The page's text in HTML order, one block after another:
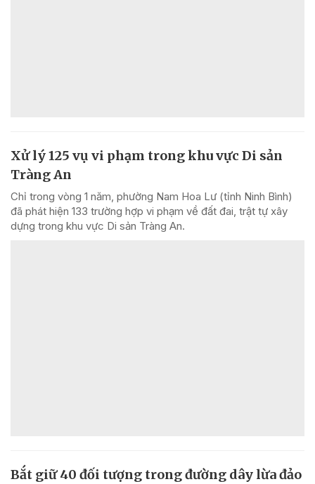
Xử lý 125 vụ vi phạm trong khu vực Di sản
Tràng An
Chỉ trong vòng 1 năm, phường Nam Hoa Lư (tỉnh Ninh Bình)
đã phát hiện 133 trường hợp vi phạm về đất đai, trật tự xây
dựng trong khu vực Di sản Tràng An.
Bắt giữ 40 đối tượng trong đường dây lừa đảo